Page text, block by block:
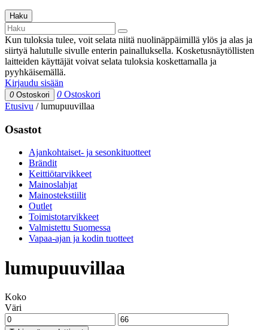
Haku
Kun tuloksia tulee, voit selata niitä nuolinäppäimillä ylös ja alas ja
siirtyä halutulle sivulle enterin painalluksella. Kosketusnäytöllisten
laitteiden käyttäjät voivat selata tuloksia koskettamalla ja
pyyhkäisemällä.
Kirjaudu sisään
0 Ostoskori 0 Ostoskori
Etusivu /lumupuuvillaa
Osastot
Ajankohtaiset- ja sesonkituotteet
Brändit
Keittiötarvikkeet
Mainoslahjat
Mainostekstiilit
Outlet
Toimistotarvikkeet
Valmistettu Suomessa
Vapaa-ajan ja kodin tuotteet
lumupuuvillaa
Koko
Väri